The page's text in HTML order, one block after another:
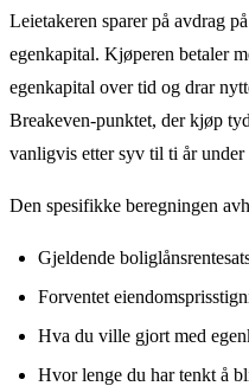
Leietakeren sparer på avdrag
egenkapital. Kjøperen betaler
egenkapital over tid og drar
Breakeven-punktet, der kjøp
vanligvis etter syv til ti år
Den spesifikke beregningen
Gjeldende
Forventet
Hva du ville gjort med
Hvor lenge du har tenkt å